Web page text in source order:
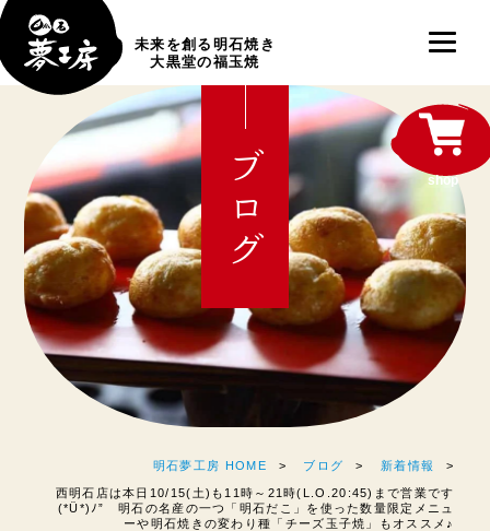
未来を創る明石焼き
大黒堂の福玉焼
ブログ
明石夢工房 HOME ブログ 新着情報
西明石店は本日10/15(土)も11時～21時(L.O.20:45)まで営業です
(*Ü*)ﾉ” 明石の名産の一つ「明石だこ」を使った数量限定メニュ
ーや明石焼きの変わり種「チーズ玉子焼」もオススメ♪
shop